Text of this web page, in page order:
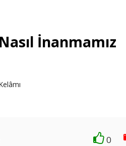
İnanmamız
0